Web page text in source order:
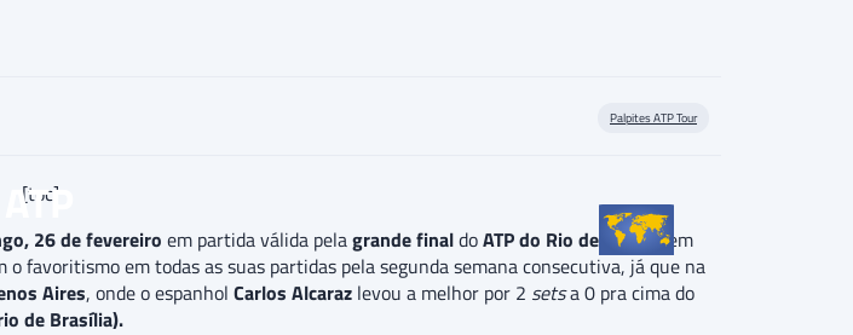
Palpites ATP Tour
ATP
[toc]
26 de fevereiro em partida válida pelagrande finaldoATP do Rio de Janeiroem
favoritismo em todas as suas partidas pela segunda semana consecutiva, já que na
Aires, onde o espanhol Carlos Alcaraz levou a melhor por 2 setsa 0 pra cima do
de Brasília).